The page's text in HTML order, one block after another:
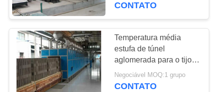
FÁBRICA
CONTROLE
DE
QUALIDADE
CONTATO
Temperatura média
estufa de túnel
aglomerada para o tijolo
da argila
Negociável MOQ:1 grupo
CONTATO